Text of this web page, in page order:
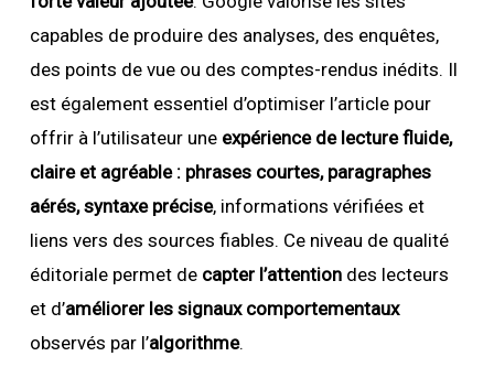
capables de produire des analyses, des enquêtes,
des points de vue ou des comptes-rendus inédits. Il
est également essentiel d’optimiser l’article pour
offrir à l’utilisateur une expérience de lecture fluide,
claire et agréable : phrases courtes, paragraphes
aérés, syntaxe précise, informations vérifiées et
liens vers des sources fiables. Ce niveau de qualité
éditoriale permet de capter l’attentiondes lecteurs
et d’améliorer les signaux comportementaux
observés par l’algorithme.